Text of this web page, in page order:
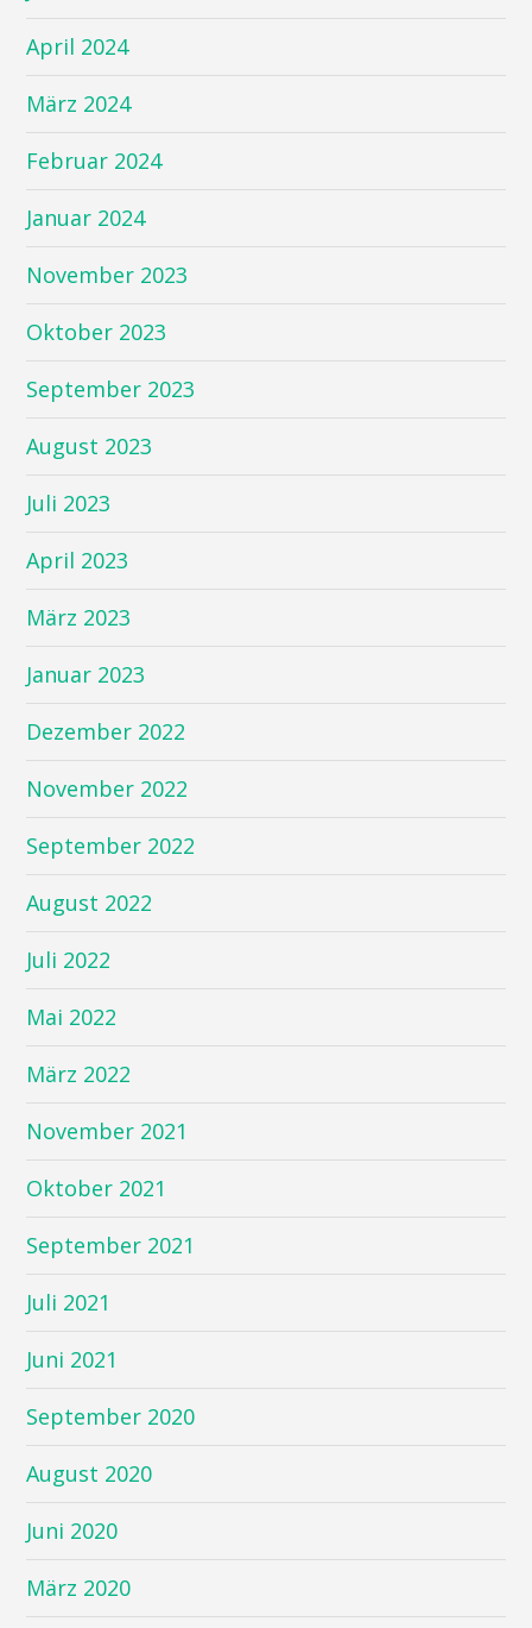
April 2024
März 2024
Februar 2024
Januar 2024
November 2023
Oktober 2023
September 2023
August 2023
Juli 2023
April 2023
März 2023
Januar 2023
Dezember 2022
November 2022
September 2022
August 2022
Juli 2022
Mai 2022
März 2022
November 2021
Oktober 2021
September 2021
Juli 2021
Juni 2021
September 2020
August 2020
Juni 2020
März 2020